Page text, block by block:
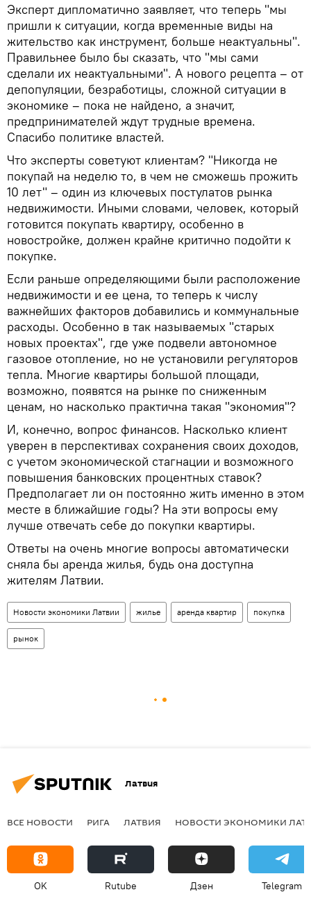
Эксперт дипломатично заявляет, что теперь "мы
пришли к ситуации, когда временные виды на
жительство как инструмент, больше неактуальны".
Правильнее было бы сказать, что "мы сами
сделали их неактуальными". А нового рецепта – от
депопуляции, безработицы, сложной ситуации в
экономике – пока не найдено, а значит,
предпринимателей ждут трудные времена.
Спасибо политике властей.
Что эксперты советуют клиентам? "Никогда не
покупай на неделю то, в чем не сможешь прожить
10 лет" – один из ключевых постулатов рынка
недвижимости. Иными словами, человек, который
готовится покупать квартиру, особенно в
новостройке, должен крайне критично подойти к
покупке.
Если раньше определяющими были расположение
недвижимости и ее цена, то теперь к числу
важнейших факторов добавились и коммунальные
расходы. Особенно в так называемых "старых
новых проектах", где уже подвели автономное
газовое отопление, но не установили регуляторов
тепла. Многие квартиры большой площади,
возможно, появятся на рынке по сниженным
ценам, но насколько практична такая "экономия"?
И, конечно, вопрос финансов. Насколько клиент
уверен в перспективах сохранения своих доходов,
с учетом экономической стагнации и возможного
повышения банковских процентных ставок?
Предполагает ли он постоянно жить именно в этом
месте в ближайшие годы? На эти вопросы ему
лучше отвечать себе до покупки квартиры.
Ответы на очень многие вопросы автоматически
сняла бы аренда жилья, будь она доступна
жителям Латвии.
Новости экономики Латвии жилье аренда квартир покупка
рынок
Латвия
ВСЕ НОВОСТИ РИГА ЛАТВИЯ НОВОСТИ ЭКОНОМИКИ
OK Rutube Дзен Telegram